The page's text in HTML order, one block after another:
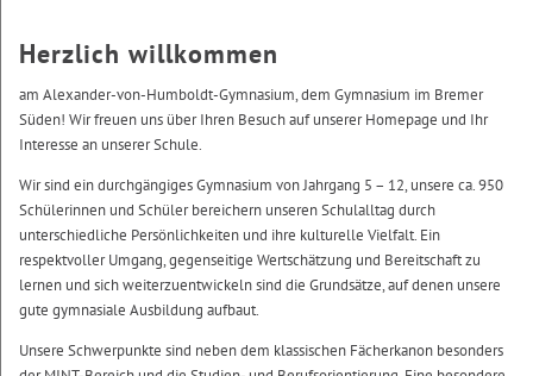
Herzlich willkommen
am Alexander-von-Humboldt-Gymnasium, dem Gymnasium im Bremer
Süden! Wir freuen uns über Ihren Besuch auf unserer Homepage und Ihr
Interesse an unserer Schule.
Wir sind ein durchgängiges Gymnasium von Jahrgang 5 – 12, unsere ca. 950
Schülerinnen und Schüler bereichern unseren Schulalltag durch
unterschiedliche Persönlichkeiten und ihre kulturelle Vielfalt. Ein
respektvoller Umgang, gegenseitige Wertschätzung und Bereitschaft zu
lernen und sich weiterzuentwickeln sind die Grundsätze, auf denen unsere
gute gymnasiale Ausbildung aufbaut.
Unsere Schwerpunkte sind neben dem klassischen Fächerkanon besonders